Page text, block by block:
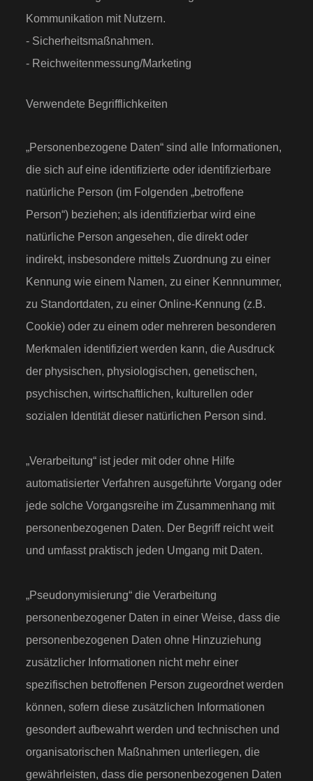
Kommunikation mit Nutzern.
- Sicherheitsmaßnahmen.
- Reichweitenmessung/Marketing
Verwendete Begrifflichkeiten
„Personenbezogene Daten“ sind alle Informationen,
die sich auf eine identifizierte oder identifizierbare
natürliche Person (im Folgenden „betroffene
Person“) beziehen; als identifizierbar wird eine
natürliche Person angesehen, die direkt oder
indirekt, insbesondere mittels Zuordnung zu einer
Kennung wie einem Namen, zu einer Kennnummer,
zu Standortdaten, zu einer Online-Kennung (z.B.
Cookie) oder zu einem oder mehreren besonderen
Merkmalen identifiziert werden kann, die Ausdruck
der physischen, physiologischen, genetischen,
psychischen, wirtschaftlichen, kulturellen oder
sozialen Identität dieser natürlichen Person sind.
„Verarbeitung“ ist jeder mit oder ohne Hilfe
automatisierter Verfahren ausgeführte Vorgang oder
jede solche Vorgangsreihe im Zusammenhang mit
personenbezogenen Daten. Der Begriff reicht weit
und umfasst praktisch jeden Umgang mit Daten.
„Pseudonymisierung“ die Verarbeitung
personenbezogener Daten in einer Weise, dass die
personenbezogenen Daten ohne Hinzuziehung
zusätzlicher Informationen nicht mehr einer
spezifischen betroffenen Person zugeordnet werden
können, sofern diese zusätzlichen Informationen
gesondert aufbewahrt werden und technischen und
organisatorischen Maßnahmen unterliegen, die
gewährleisten, dass die personenbezogenen Daten